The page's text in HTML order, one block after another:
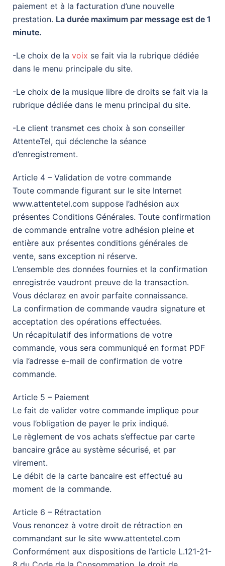
paiement et à la facturation d’une nouvelle
prestation. La durée maximum par message est de 1
minute.
-Le choix de la voix se fait via la rubrique dédiée
dans le menu principale du site.
-Le choix de la musique libre de droits se fait via la
rubrique dédiée dans le menu principal du site.
-Le client transmet ces choix à son conseiller
AttenteTel, qui déclenche la séance
d’enregistrement.
Article 4 – Validation de votre commande
Toute commande figurant sur le site Internet
www.attentetel.com suppose l’adhésion aux
présentes Conditions Générales. Toute confirmation
de commande entraîne votre adhésion pleine et
entière aux présentes conditions générales de
vente, sans exception ni réserve.
L’ensemble des données fournies et la confirmation
enregistrée vaudront preuve de la transaction.
Vous déclarez en avoir parfaite connaissance.
La confirmation de commande vaudra signature et
acceptation des opérations effectuées.
Un récapitulatif des informations de votre
commande, vous sera communiqué en format PDF
via l’adresse e-mail de confirmation de votre
commande.
Article 5 – Paiement
Le fait de valider votre commande implique pour
vous l’obligation de payer le prix indiqué.
Le règlement de vos achats s’effectue par carte
bancaire grâce au système sécurisé, et par
virement.
Le débit de la carte bancaire est effectué au
moment de la commande.
Article 6 – Rétractation
Vous renoncez à votre droit de rétraction en
commandant sur le site www.attentetel.com
Conformément aux dispositions de l’article L.121-21-